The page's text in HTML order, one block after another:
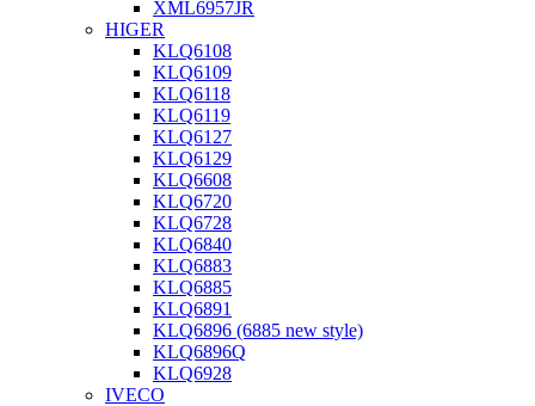
XML6957JR
HIGER
KLQ6108
KLQ6109
KLQ6118
KLQ6119
KLQ6127
KLQ6129
KLQ6608
KLQ6720
KLQ6728
KLQ6840
KLQ6883
KLQ6885
KLQ6891
KLQ6896 (6885 new style)
KLQ6896Q
KLQ6928
IVECO